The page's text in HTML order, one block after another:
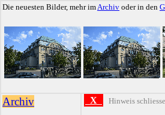
Die neuesten Bilder, mehr imArchiv oder in den
Archiv X Hinweis